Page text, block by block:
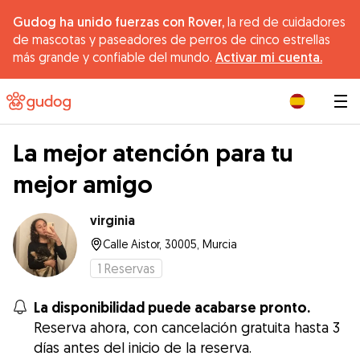
Gudog ha unido fuerzas con Rover, la red de cuidadores
de mascotas y paseadores de perros de cinco estrellas
más grande y confiable del mundo. Activar mi cuenta.
La mejor atención para tu
mejor amigo
virginia
Calle Aistor, 30005, Murcia
1 Reservas
La disponibilidad puede acabarse pronto.
Reserva ahora, con cancelación gratuita hasta 3
días antes del inicio de la reserva.